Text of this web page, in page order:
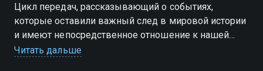
Цикл передач, рассказывающий о событиях,
которые оставили важный след в мировой истории
и имеют непосредственное отношение к нашей
стране. Сериал основан на подлинных фактах,
Читать дальше